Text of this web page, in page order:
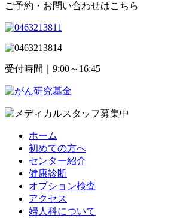
ご予約・お問い合わせはこちら
受付時間｜9:00～16:45
ホーム
初めての方へ
センター紹介
健康診断
オプション検査
アクセス
婦人科について